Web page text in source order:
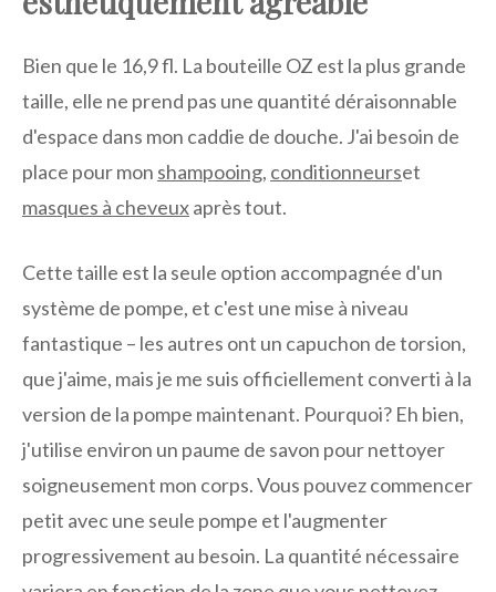
Bien que le 16,9 fl. La bouteille OZ est la plus grande
taille, elle ne prend pas une quantité déraisonnable
d'espace dans mon caddie de douche. J'ai besoin de
place pour mon shampooing, conditionneurset
masques à cheveuxaprès tout.
Cette taille est la seule option accompagnée d'un
système de pompe, et c'est une mise à niveau
fantastique – les autres ont un capuchon de torsion,
que j'aime, mais je me suis officiellement converti à la
version de la pompe maintenant. Pourquoi? Eh bien,
j'utilise environ un paume de savon pour nettoyer
soigneusement mon corps. Vous pouvez commencer
petit avec une seule pompe et l'augmenter
progressivement au besoin. La quantité nécessaire